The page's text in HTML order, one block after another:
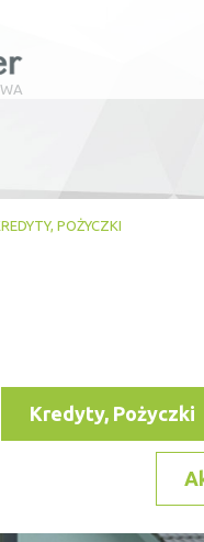
POŻYCZKI
Kredyty, Pożyczki